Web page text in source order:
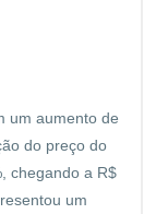
um aumento de
do preço do
chegando a R$
um